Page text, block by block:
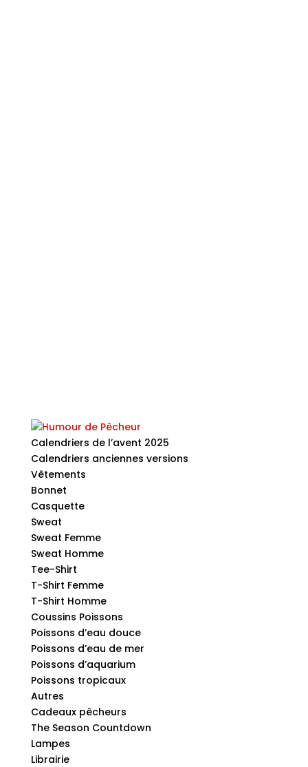
Calendriers de l’avent 2025
Calendriers anciennes versions
Vêtements
Bonnet
Casquette
Sweat
Sweat Femme
Sweat Homme
Tee-Shirt
T-Shirt Femme
T-Shirt Homme
Coussins Poissons
Poissons d’eau douce
Poissons d’eau de mer
Poissons d’aquarium
Poissons tropicaux
Autres
Cadeaux pêcheurs
The Season Countdown
Lampes
Librairie